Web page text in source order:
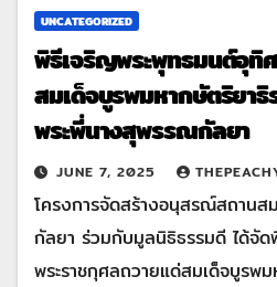
UNCATEGORIZED
พิธีเจริญพระพุทธมนต์อุทิ
สมเด็จบูรพมหากษัตริยาธิ
พระพี่นางสุพรรณกัลยา
JUNE 7, 2025
โครงการจัดสร้างอนุสรณ์สถานส
กัลยา ร่วมกับมูลนิธิธรรมดี ได้จั
พระราชกุศลถวายแด่สมเด็จบูรพม